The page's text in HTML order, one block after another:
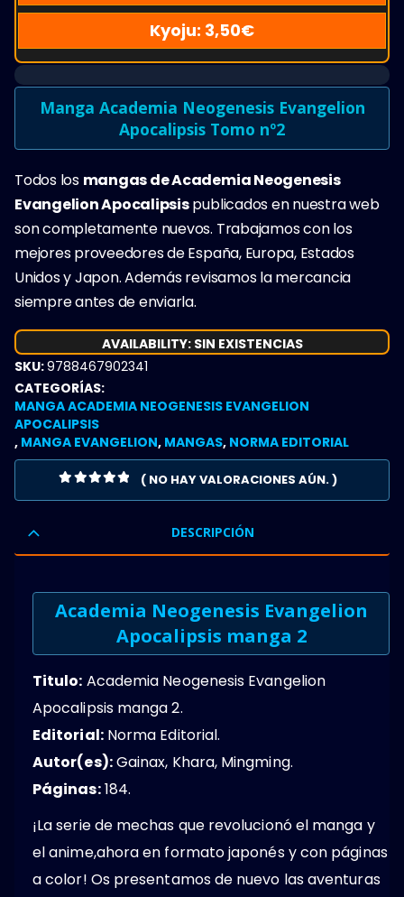
Kyoju: 3,50€
Manga Academia Neogenesis Evangelion
Apocalipsis Tomo nº2
Todos los mangas de Academia Neogenesis
Evangelion Apocalipsispublicados en nuestra web
son completamente nuevos. Trabajamos con los
mejores proveedores de España, Europa, Estados
Unidos y Japon. Además revisamos la mercancia
siempre antes de enviarla.
AVAILABILITY: SIN EXISTENCIAS
SKU:9788467902341
CATEGORÍAS:
MANGA ACADEMIA NEOGENESIS EVANGELION
APOCALIPSIS
, MANGA EVANGELION, MANGAS, NORMA EDITORIAL
( NO HAY VALORACIONES AÚN. )
DESCRIPCIÓN
Academia Neogenesis Evangelion
Apocalipsis manga 2
Titulo: Academia Neogenesis Evangelion
Apocalipsis manga 2.
Editorial:Norma Editorial.
Autor(es):Gainax, Khara, Mingming.
Páginas:184.
¡La serie de mechas que revolucionó el manga y
el anime,ahora en formato japonés y con páginas
a color! Os presentamos de nuevo las aventuras